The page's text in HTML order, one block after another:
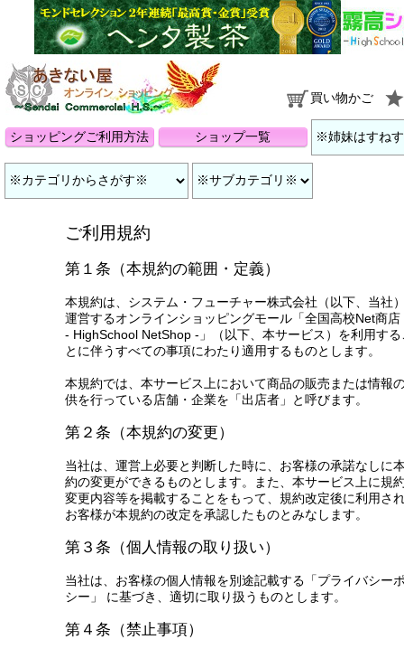
買い物かご
ショッピングご利用方法 ショップ一覧
ご利用規約
第１条（本規約の範囲・定義）
本規約は、システム・フューチャー株式会社（以下、当社
運営するオンラインショッピングモール「全国高校Net商店
- HighSchool NetShop - 」（以下、本サービス）を利用する
とに伴うすべての事項にわたり適用するものとします。
本規約では、本サービス上において商品の販売または情報
供を行っている店舗・企業を「出店者」と呼びます。
第２条（本規約の変更）
当社は、運営上必要と判断した時に、お客様の承諾なしに
約の変更ができるものとします。また、本サービス上に規
変更内容等を掲載することをもって、規約改定後に利用さ
お客様が本規約の改定を承認したものとみなします。
第３条（個人情報の取り扱い）
当社は、お客様の個人情報を別途記載する「プライバシー
シー」 に基づき、適切に取り扱うものとします。
第４条（禁止事項）